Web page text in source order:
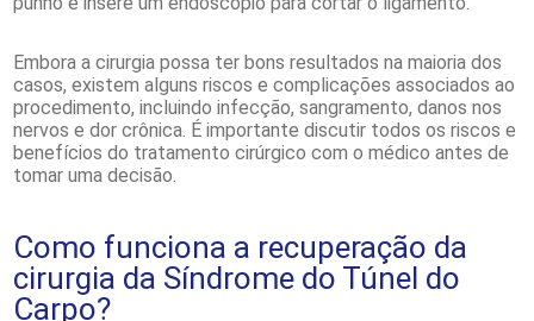
Embora a cirurgia possa ter bons resultados na maioria dos
casos, existem alguns riscos e complicações associados ao
procedimento, incluindo infecção, sangramento, danos nos
nervos e dor crônica. É importante discutir todos os riscos e
benefícios do tratamento cirúrgico com o médico antes de
tomar uma decisão.
Como funciona a recuperação da
cirurgia da Síndrome do Túnel do
Carpo?